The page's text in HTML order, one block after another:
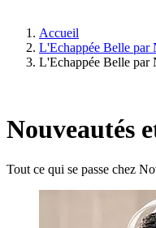
Accueil
L'Echappée Belle par
L'Echappée Belle par
Nouveautés
Tout ce qui se passe chez